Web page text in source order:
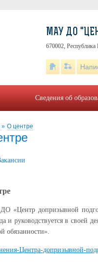
» О центре
«Центр допризывной
и руководствуется в своей
обязанности».
Центра-допризывной-
МАУ ДО
670002,
Сведения об